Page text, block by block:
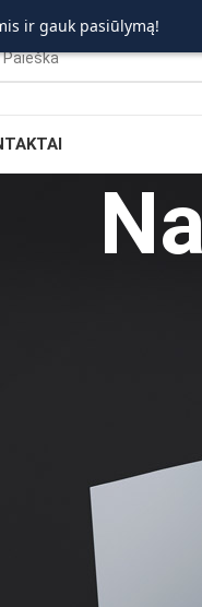
ir gauk pasiūlymą!
– tai ne
virusus, kvapus